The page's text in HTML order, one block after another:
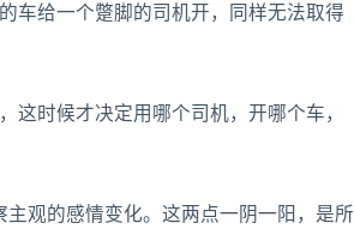
车给一个蹩脚的司机开，同样无法取得
这时候才决定用哪个司机，开哪个车，
主观的感情变化。这两点一阴一阳，是所